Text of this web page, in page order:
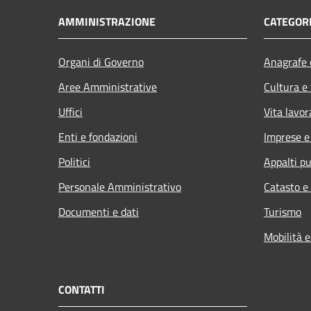
AMMINISTRAZIONE
Organi di Governo
Aree Amministrative
Uffici
Enti e fondazioni
Politici
Personale Amministrativo
Documenti e dati
Cultura
Vita
Imprese
Appalti
Catasto
Turismo
Mobilità
CONTATTI